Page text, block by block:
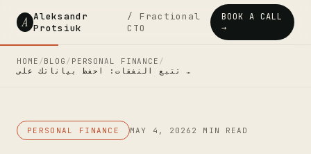
A Aleksandr
Protsiuk
/ Fractional
CTO
BOOK A CALL
→
HOME /BLOG / PERSONAL FINANCE /
تتبع النفقات: احفظ بياناتك على …
PERSONAL FINANCE MAY 4, 2026 2 MIN READ